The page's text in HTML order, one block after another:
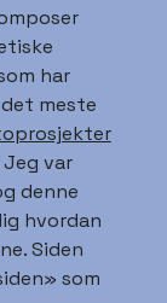
har
meste
var
denne
hvordan
Siden
som